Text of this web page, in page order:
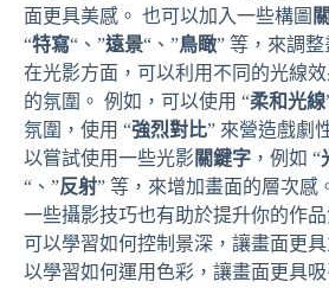
面更具美感。 也可以加入一些構圖
“特寫“、”遠景“、”鳥瞰” 等，來調整
在光影方面，可以利用不同的光線
的氛圍。 例如，可以使用 “柔和光線
氛圍，使用 “強烈對比” 來營造戲劇
以嘗試使用一些光影關鍵字 ，例如 “
“、”反射” 等，來增加畫面的層次感
一些攝影技巧也有助於提升你的作品
可以學習如何控制景深，讓畫面更
以學習如何運用色彩，讓畫面更具吸